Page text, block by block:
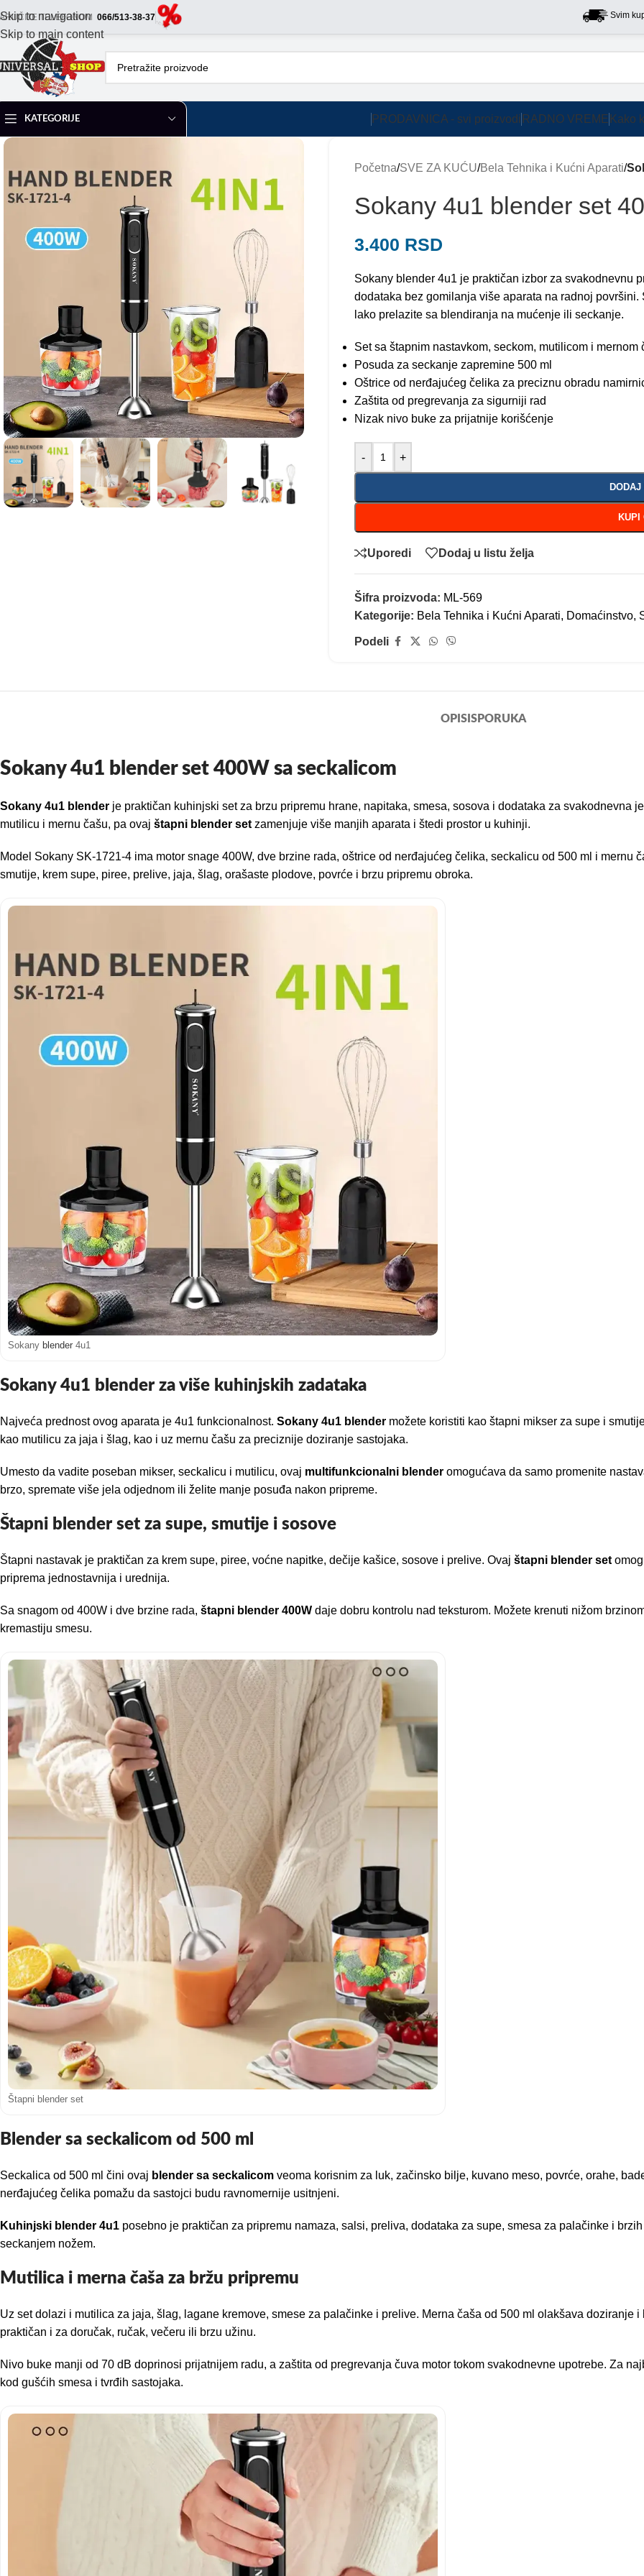
Skip to navigation
Skip to main content
TELEFONOM 066/513-38-37 Svim kupcima
KATEGORIJE PRODAVNICA - svi proizvodi RADNO VREME Kako
Početna/SVE ZA KUĆU/Bela Tehnika i Kućni Aparati/
Sokany 4u1 blender set
3.400 RSD
Sokany blender 4u1 je praktičan izbor za svakodnevnu
dodataka bez gomilanja više aparata na radnoj
lako prelazite sa blendiranja na mućenje ili seckanje.
Set sa štapnim nastavkom, seckom, mutilicom i mernom
Posuda za seckanje zapremine 500 ml
Oštrice od nerđajućeg čelika za preciznu obradu
Zaštita od pregrevanja za sigurniji rad
Nizak nivo buke za prijatnije korišćenje
- +
KUPI
Uporedi Dodaj u listu želja
Šifra proizvoda: ML-569
Kategorije: Bela Tehnika i Kućni Aparati, Domaćinstvo,
Podeli
OPISISPORUKA
Sokany 4u1 blender set 400W sa seckalicom
Sokany 4u1 blender je praktičan kuhinjski set za brzu pripremu hrane, napitaka, smesa, sosova i dodataka za svakodnevna
mutilicu i mernu čašu, pa ovaj štapni blender set zamenjuje više manjih aparata i štedi prostor u kuhinji.
Model Sokany SK-1721-4 ima motor snage 400W, dve brzine rada, oštrice od nerđajućeg čelika, seckalicu od 500 ml i mernu
smutije, krem supe, piree, prelive, jaja, šlag, orašaste plodove, povrće i brzu pripremu obroka.
Sokany blender 4u1
Sokany 4u1 blender za više kuhinjskih zadataka
Najveća prednost ovog aparata je 4u1 funkcionalnost. Sokany 4u1 blender možete koristiti kao štapni mikser za supe i
kao mutilicu za jaja i šlag, kao i uz mernu čašu za preciznije doziranje sastojaka.
Umesto da vadite poseban mikser, seckalicu i mutilicu, ovaj multifunkcionalni blender omogućava da samo promenite
brzo, spremate više jela odjednom ili želite manje posuđa nakon pripreme.
Štapni blender set za supe, smutije i sosove
Štapni nastavak je praktičan za krem supe, piree, voćne napitke, dečije kašice, sosove i prelive. Ovaj štapni blender set
priprema jednostavnija i urednija.
Sa snagom od 400W i dve brzine rada, štapni blender 400W daje dobru kontrolu nad teksturom. Možete krenuti nižom
kremastiju smesu.
Štapni blender set
Blender sa seckalicom od 500 ml
Seckalica od 500 ml čini ovaj blender sa seckalicom veoma korisnim za luk, začinsko bilje, kuvano meso, povrće, orahe,
nerđajućeg čelika pomažu da sastojci budu ravnomernije usitnjeni.
Kuhinjski blender 4u1 posebno je praktičan za pripremu namaza, salsi, preliva, dodataka za supe, smesa za palačinke i
seckanjem nožem.
Mutilica i merna čaša za bržu pripremu
Uz set dolazi i mutilica za jaja, šlag, lagane kremove, smese za palačinke i prelive. Merna čaša od 500 ml olakšava doziranje
praktičan i za doručak, ručak, večeru ili brzu užinu.
Nivo buke manji od 70 dB doprinosi prijatnijem radu, a zaštita od pregrevanja čuva motor tokom svakodnevne upotrebe. Za
kod gušćih smesa i tvrđih sastojaka.